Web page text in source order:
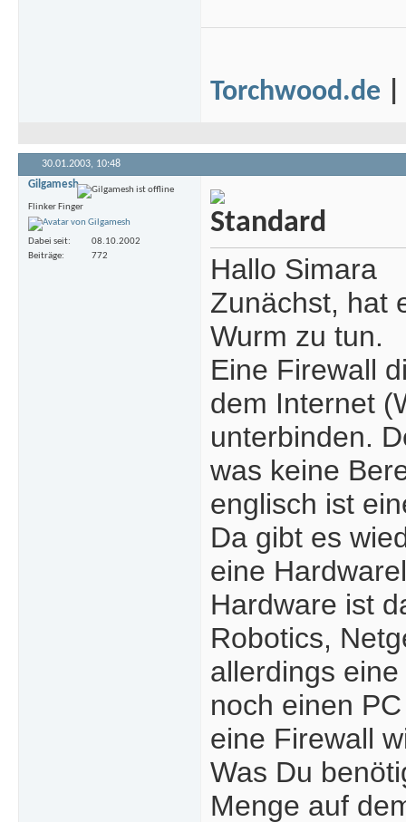
Torchwood.de
30.01.2003, 10:48
Gilgamesh
Flinker Finger
Dabei seit
08.10.2002
Beiträge
772
Hallo Simara
Zunächst, hat
Wurm zu tun.
Eine Firewall
dem Internet
unterbinden.
was keine
englisch ist
Da gibt es
eine
Hardware ist
Robotics,
allerdings
noch einen
eine Firewall
Was Du
Menge auf